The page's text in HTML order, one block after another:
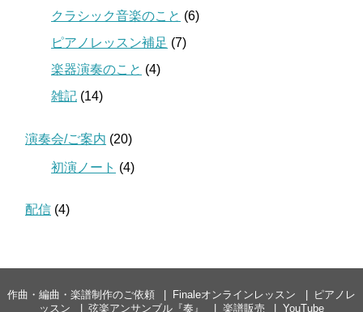
クラシック音楽のこと (6)
ピアノレッスン補足 (7)
楽器演奏のこと (4)
雑記 (14)
演奏会/ご案内 (20)
初演ノート (4)
配信 (4)
作曲・編曲・楽譜制作のご依頼 Finaleオンラインレッスン
ピアノレ
ッスン
弦楽アンサンブル『奏』 楽譜販売 YouTube